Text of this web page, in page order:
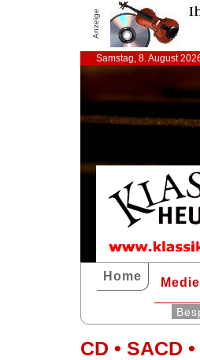
Anzeige
Samstag, 8. August
Home
CD • SACD